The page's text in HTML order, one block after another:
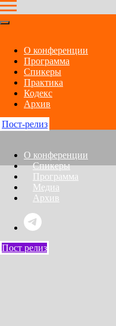
О конференции
Программа
Спикеры
Практика
Кодекс
Архив
Пост-релиз
О конференции
Спикеры
Программа
Медиа
Архив
Пост релиз